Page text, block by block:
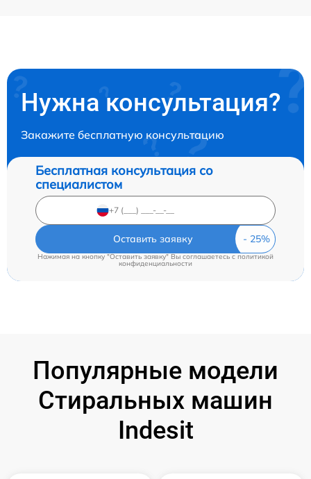
Нужна консультация?
Закажите бесплатную консультацию
Бесплатная консультация со
специалистом
Оставить заявку
Нажимая на кнопку "Оставить заявку" Вы соглашаетесь cполитикой
конфиденциальности
Популярные модели
Стиральных машин
Indesit